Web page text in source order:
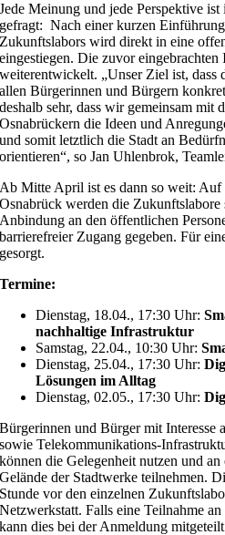
Jede Meinung und jede Perspektive
gefragt: Nach einer kurzen
Zukunftslabors wird direkt in eine
eingestiegen. Die zuvor eingebrachten
weiterentwickelt. „Unser Ziel ist, dass
allen Bürgerinnen und Bürgern
deshalb sehr, dass wir gemeinsam mit
Osnabrückern die Ideen und
und somit letztlich die Stadt an
orientieren“, so Jan Uhlenbrok,
Ab Mitte April ist es dann so weit: Auf
Osnabrück werden die Zukunftslabore
Anbindung an den öffentlichen
barrierefreier Zugang gegeben. Für
gesorgt.
Termine:
Dienstag, 18.04., 17:30 Uhr:
nachhaltige Infrastruktur
Samstag, 22.04., 10:30 Uhr:
Dienstag, 25.04., 17:30 Uhr:
Lösungen im Alltag
Dienstag, 02.05., 17:30 Uhr:
Bürgerinnen und Bürger mit Interesse
sowie Telekommunikations-
können die Gelegenheit nutzen und
Gelände der Stadtwerke teilnehmen.
Stunde vor den einzelnen
Netzwerkstatt. Falls eine Teilnahme
kann dies bei der Anmeldung